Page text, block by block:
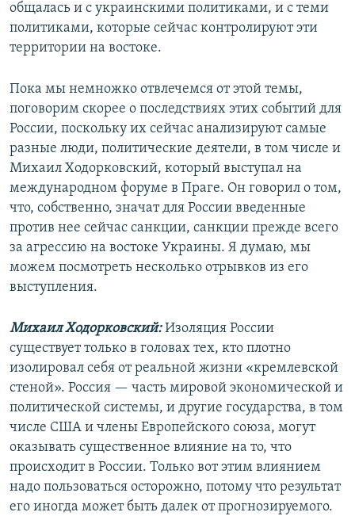
общалась и с украинскими политиками, и с теми
политиками, которые сейчас контролируют эти
территории на востоке.
Пока мы немножко отвлечемся от этой темы,
поговорим скорее о последствиях этих событий для
России, поскольку их сейчас анализируют самые
разные люди, политические деятели, в том числе и
Михаил Ходорковский, который выступал на
международном форуме в Праге. Он говорил о том,
что, собственно, значат для России введенные
против нее сейчас санкции, санкции прежде всего
за агрессию на востоке Украины. Я думаю, мы
можем посмотреть несколько отрывков из его
выступления.
Михаил Ходорковский:Изоляция России
существует только в головах тех, кто плотно
изолировал себя от реальной жизни «кремлевской
стеной». Россия — часть мировой экономической и
политической системы, и другие государства, в том
числе США и члены Европейского союза, могут
оказывать существенное влияние на то, что
происходит в России. Только вот этим влиянием
надо пользоваться осторожно, потому что результат
его иногда может быть далек от прогнозируемого.